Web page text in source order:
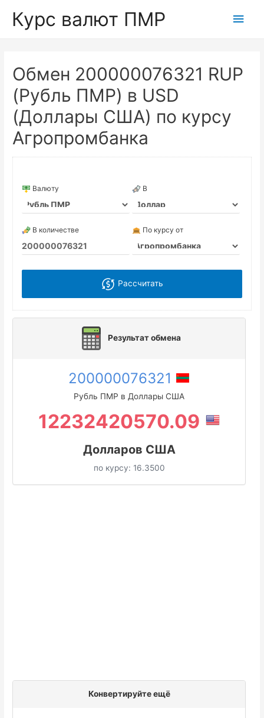
Курс валют ПМР
Обмен 200000076321 RUP
(Рубль ПМР) в USD
(Доллары США) по курсу
Агропромбанка
Валюту В
В количестве По курсу от
Рассчитать
Результат обмена
200000076321
Рубль ПМР в Доллары США
12232420570.09
Долларов США
по курсу: 16.3500
Конвертируйте ещё